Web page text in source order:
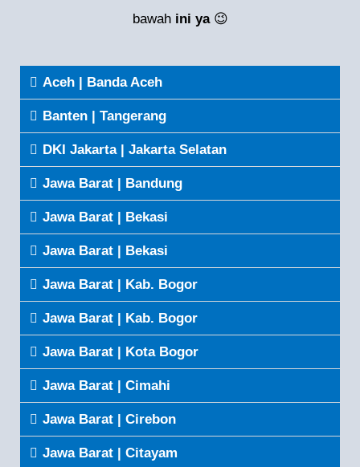
bawah ini ya😉
Aceh | Banda Aceh
Banten | Tangerang
DKI Jakarta | Jakarta Selatan
Jawa Barat | Bandung
Jawa Barat | Bekasi
Jawa Barat | Bekasi
Jawa Barat | Kab. Bogor
Jawa Barat | Kab. Bogor
Jawa Barat | Kota Bogor
Jawa Barat | Cimahi
Jawa Barat | Cirebon
Jawa Barat | Citayam